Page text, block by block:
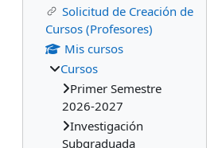
Solicitud de Creación de
Cursos (Profesores)
Mis cursos
Cursos
Primer Semestre
2026-2027
Investigación
Subgraduada